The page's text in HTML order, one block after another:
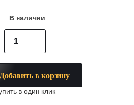
В наличии
Добавить в корзину
в один клик